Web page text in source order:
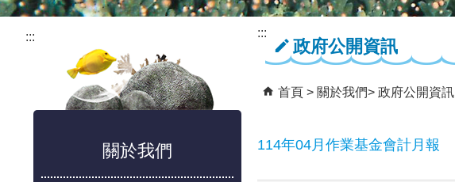
:::
關於我們
:::
政府公開資訊
首頁 關於我們 政府公開資訊
114年04月作業基金會計月報